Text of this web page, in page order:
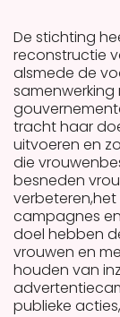
De stichting
reconstructie
alsmede de
tracht haar
uitvoeren en
die
besneden
campagnes
doel hebben
vrouwen en
houden van
publieke